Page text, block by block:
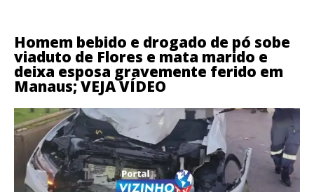
Homem bebido e drogado de pó sobe
viaduto de Flores e mata marido e
deixa esposa gravemente ferido em
Manaus; VEJA VÍDEO